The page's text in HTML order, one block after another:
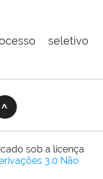
seletivo
sob a licença
3.0 Não